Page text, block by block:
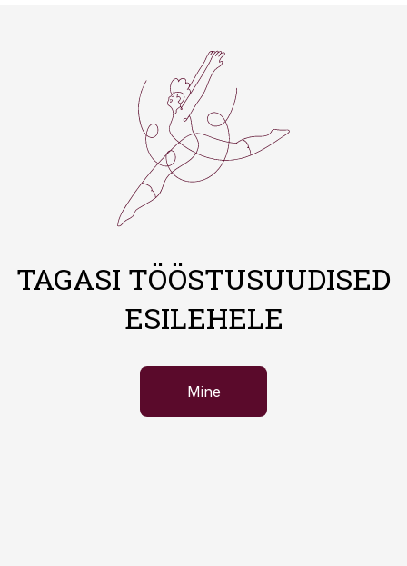
TAGASI TÖÖSTUSUUDISED
ESILEHELE
Mine